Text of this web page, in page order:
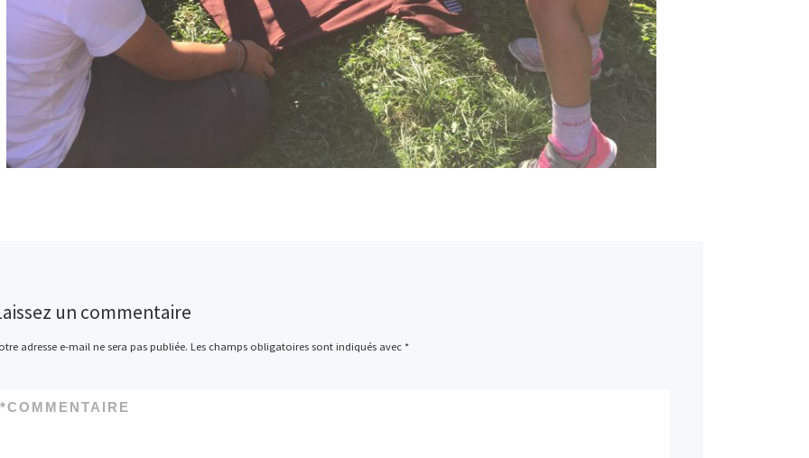
un commentaire
adresse e-mail ne sera pas publiée. Les champs obligatoires sont indiqués avec *
COMMENTAIRE
*